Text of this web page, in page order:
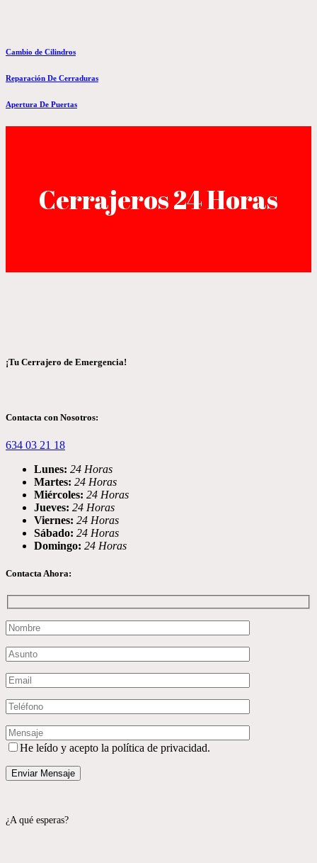
Cambio de Cilindros
Reparación De Cerraduras
Apertura De Puertas
Cerrajeros 24 Horas
¡Tu Cerrajero de Emergencia!
Contacta con Nosotros:
634 03 21 18
Lunes: 24 Horas
Martes: 24 Horas
Miércoles: 24 Horas
Jueves: 24 Horas
Viernes: 24 Horas
Sábado: 24 Horas
Domingo: 24 Horas
Contacta Ahora:
He leído y acepto la política de privacidad.
¿A qué esperas?